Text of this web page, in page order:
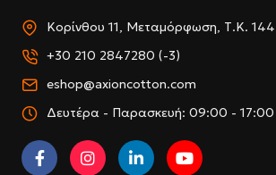
Κορίνθου 11, Μεταμόρφωση, Τ.Κ. 144
+30 210 2847280 (-3)
eshop@axioncotton.com
Δευτέρα - Παρασκευή: 09:00 - 17:00